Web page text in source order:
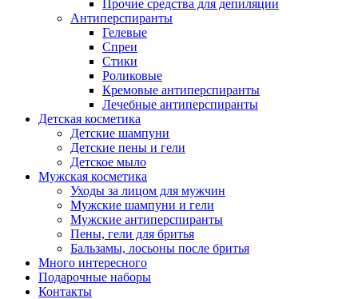
Прочие средства для депиляции
Антиперспиранты
Гелевые
Спреи
Стики
Роликовые
Кремовые антиперспиранты
Лечебные антиперспиранты
Детская косметика
Детские шампуни
Детские пены и гели
Детское мыло
Мужская косметика
Уходы за лицом для мужчин
Мужские шампуни и гели
Мужские антиперспиранты
Пены, гели для бритья
Бальзамы, лосьоны после бритья
Много интересного
Подарочные наборы
Контакты